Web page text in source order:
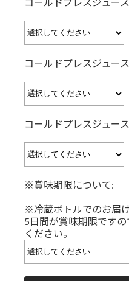
コールドプレスジュー
コールドプレスジュー
※賞味期限について:
※冷蔵ボトルでのお届
5日間が賞味期限です
ください。